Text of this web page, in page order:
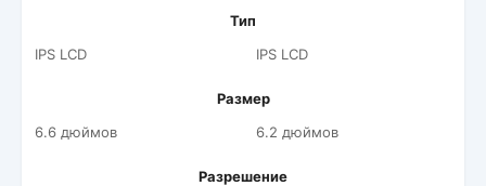
Тип
IPS LCD
IPS LCD
Размер
6.6 дюймов
6.2 дюймов
Разрешение